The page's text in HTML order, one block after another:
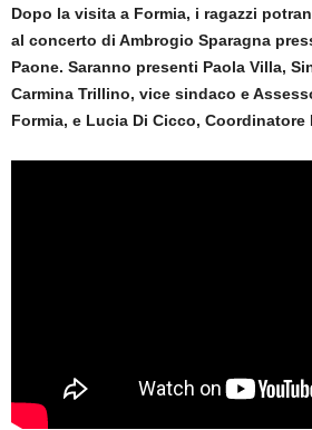
Dopo la visita a Formia, i ragazzi
al concerto di Ambrogio Sparagna
Paone. Saranno presenti Paola Villa,
Carmina Trillino, vice sindaco e
Formia, e Lucia Di Cicco, Coordinatore